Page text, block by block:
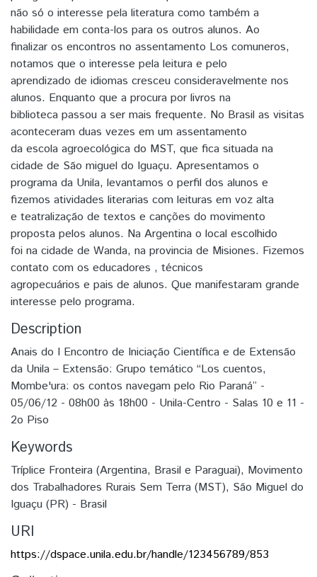
não só o interesse pela literatura como também a
habilidade em conta-los para os outros alunos. Ao
finalizar os encontros no assentamento Los comuneros,
notamos que o interesse pela leitura e pelo
aprendizado de idiomas cresceu consideravelmente nos
alunos. Enquanto que a procura por livros na
biblioteca passou a ser mais frequente. No Brasil as visitas
aconteceram duas vezes em um assentamento
da escola agroecológica do MST, que fica situada na
cidade de São miguel do Iguaçu. Apresentamos o
programa da Unila, levantamos o perfil dos alunos e
fizemos atividades literarias com leituras em voz alta
e teatralização de textos e canções do movimento
proposta pelos alunos. Na Argentina o local escolhido
foi na cidade de Wanda, na provincia de Misiones. Fizemos
contato com os educadores , técnicos
agropecuários e pais de alunos. Que manifestaram grande
interesse pelo programa.
Description
Anais do I Encontro de Iniciação Científica e de Extensão
da Unila – Extensão: Grupo temático “Los cuentos,
Mombe'ura: os contos navegam pelo Rio Paraná” -
05/06/12 - 08h00 às 18h00 - Unila-Centro - Salas 10 e 11 -
2o Piso
Keywords
Tríplice Fronteira (Argentina, Brasil e Paraguai), Movimento
dos Trabalhadores Rurais Sem Terra (MST), São Miguel do
Iguaçu (PR) - Brasil
URI
https://dspace.unila.edu.br/handle/123456789/853